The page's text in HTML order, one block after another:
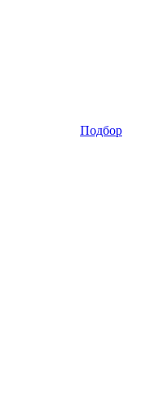
Подбор